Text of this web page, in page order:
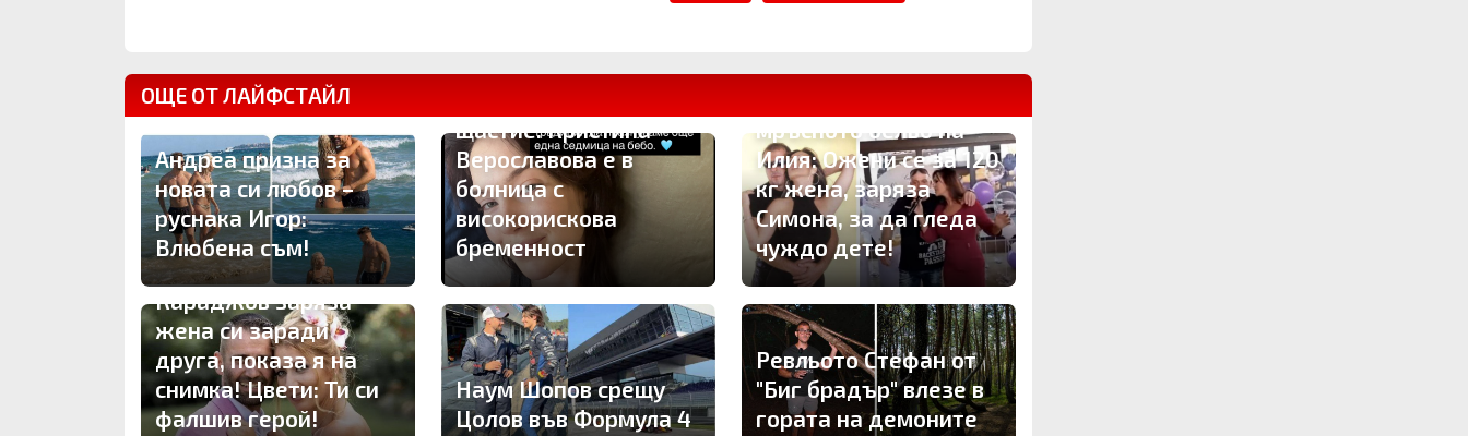
ОЩЕ ОТ ЛАЙФСТАЙЛ
Андреа призна за
новата си любов –
руснака Игор:
Влюбена съм!
щастие: Кристина
Верославова е в
болница с
високорискова
бременност
Брутално отмъщение!
мръсното бельо на
Илия: Ожени се за 120
кг жена, заряза
Симона, за да гледа
чуждо дете!
ПЪРВО ТУК: Владо
Караджов заряза
жена си заради
друга, показа я на
снимка! Цвети: Ти си
фалшив герой!
Наум Шопов срещу
Цолов във Формула 4
Ревльото Стефан от
"Биг брадър" влезе в
гората на демоните